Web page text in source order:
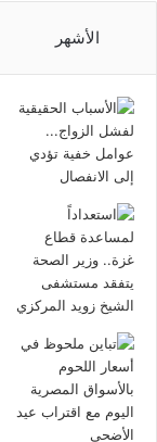
الأشهر